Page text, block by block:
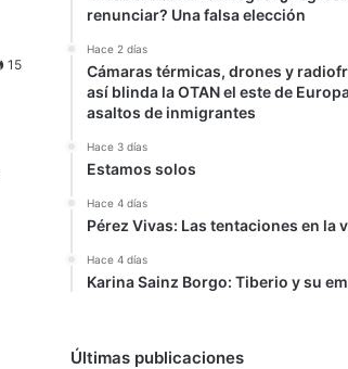
15
renunciar? Una falsa elección
Hace 2 días
Cámaras térmicas, drones y
así blinda la OTAN el este de
asaltos de inmigrantes
Hace 3 días
Estamos solos
Hace 4 días
Pérez Vivas: Las tentaciones en la
Hace 4 días
Karina Sainz Borgo: Tiberio y su
Últimas publicaciones